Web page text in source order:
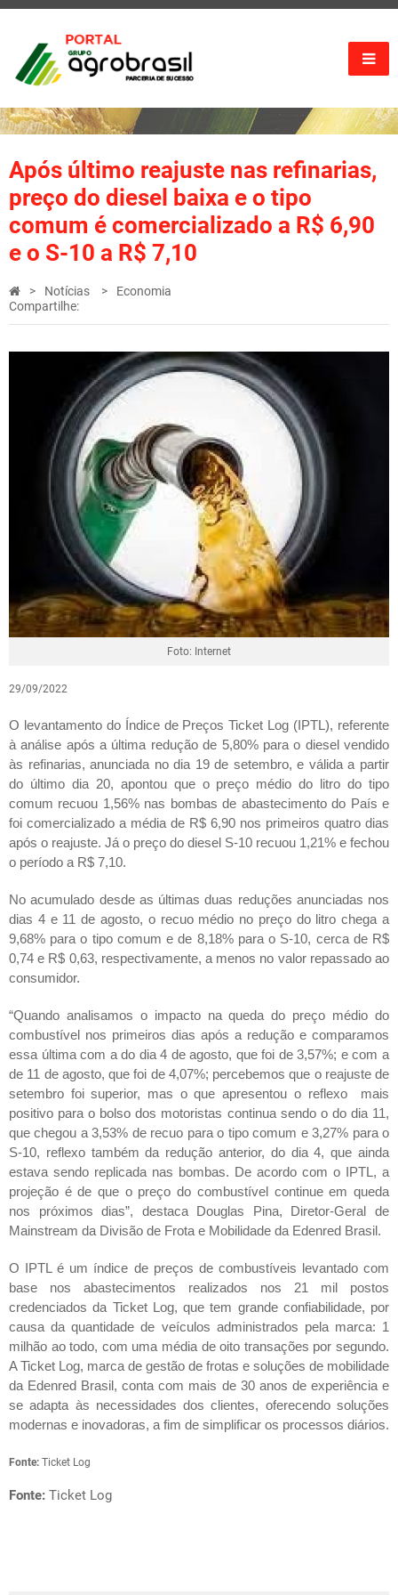
Após último reajuste nas refinarias,
preço do diesel baixa e o tipo
comum é comercializado a R$ 6,90
e o S-10 a R$ 7,10
Notícias
Economia
Compartilhe:
Foto: Internet
29/09/2022
O levantamento do Índice de Preços Ticket Log (IPTL), referente
à análise após a última redução de 5,80% para o diesel vendido
às refinarias, anunciada no dia 19 de setembro, e válida a partir
do último dia 20, apontou que o preço médio do litro do tipo
comum recuou 1,56% nas bombas de abastecimento do País e
foi comercializado a média de R$ 6,90 nos primeiros quatro dias
após o reajuste. Já o preço do diesel S-10 recuou 1,21% e fechou
o período a R$ 7,10.
No acumulado desde as últimas duas reduções anunciadas nos
dias 4 e 11 de agosto, o recuo médio no preço do litro chega a
9,68% para o tipo comum e de 8,18% para o S-10, cerca de R$
0,74 e R$ 0,63, respectivamente, a menos no valor repassado ao
consumidor.
“Quando analisamos o impacto na queda do preço médio do
combustível nos primeiros dias após a redução e comparamos
essa última com a do dia 4 de agosto, que foi de 3,57%; e com a
de 11 de agosto, que foi de 4,07%; percebemos que o reajuste de
setembro foi superior, mas o que apresentou o reflexo mais
positivo para o bolso dos motoristas continua sendo o do dia 11,
que chegou a 3,53% de recuo para o tipo comum e 3,27% para o
S-10, reflexo também da redução anterior, do dia 4, que ainda
estava sendo replicada nas bombas. De acordo com o IPTL, a
projeção é de que o preço do combustível continue em queda
nos próximos dias”, destaca Douglas Pina, Diretor-Geral de
Mainstream da Divisão de Frota e Mobilidade da Edenred Brasil.
O IPTL é um índice de preços de combustíveis levantado com
base nos abastecimentos realizados nos 21 mil postos
credenciados da Ticket Log, que tem grande confiabilidade, por
causa da quantidade de veículos administrados pela marca: 1
milhão ao todo, com uma média de oito transações por segundo.
A Ticket Log, marca de gestão de frotas e soluções de mobilidade
da Edenred Brasil, conta com mais de 30 anos de experiência e
se adapta às necessidades dos clientes, oferecendo soluções
modernas e inovadoras, a fim de simplificar os processos diários.
Fonte: Ticket Log
Fonte: Ticket Log